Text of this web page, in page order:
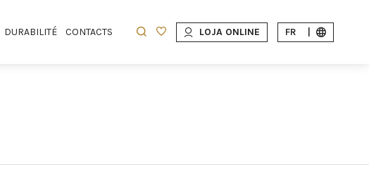
DURABILITÉ CONTACTS LOJA ONLINE FR